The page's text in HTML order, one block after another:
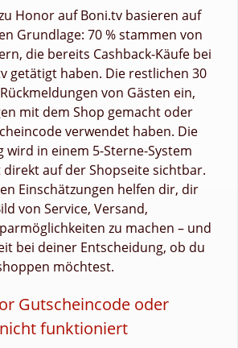
Honor auf Boni.tv basieren auf
Grundlage: 70 % stammen von
die bereits Cashback-Käufe bei
getätigt haben. Die restlichen 30
von Gästen ein,
mit dem Shop gemacht oder
verwendet haben. Die
wird in einem 5-Sterne-System
auf der Shopseite sichtbar.
Einschätzungen helfen dir, dir
von Service, Versand,
zu machen – und
bei deiner Entscheidung, ob du
möchtest.
Gutscheincode oder
funktioniert